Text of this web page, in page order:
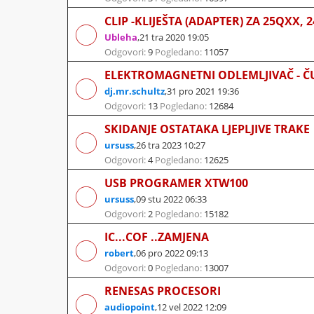
CLIP -KLIJEŠTA (ADAPTER) ZA 25QXX,
Ubleha,21 tra 2020 19:05
Odgovori:9 Pogledano: 11057
ELEKTROMAGNETNI ODLEMLJIVAČ -
dj.mr.schultz,31 pro 2021 19:36
Odgovori: 13 Pogledano: 12684
SKIDANJE OSTATAKA LJEPLJIVE TRAKE
ursuss,26 tra 2023 10:27
Odgovori:4Pogledano: 12625
USB PROGRAMER XTW100
ursuss,09 stu 2022 06:33
Odgovori:2 Pogledano: 15182
IC...COF ..ZAMJENA
robert,06 pro 2022 09:13
Odgovori:0 Pogledano: 13007
RENESAS PROCESORI
audiopoint,12 vel 2022 12:09